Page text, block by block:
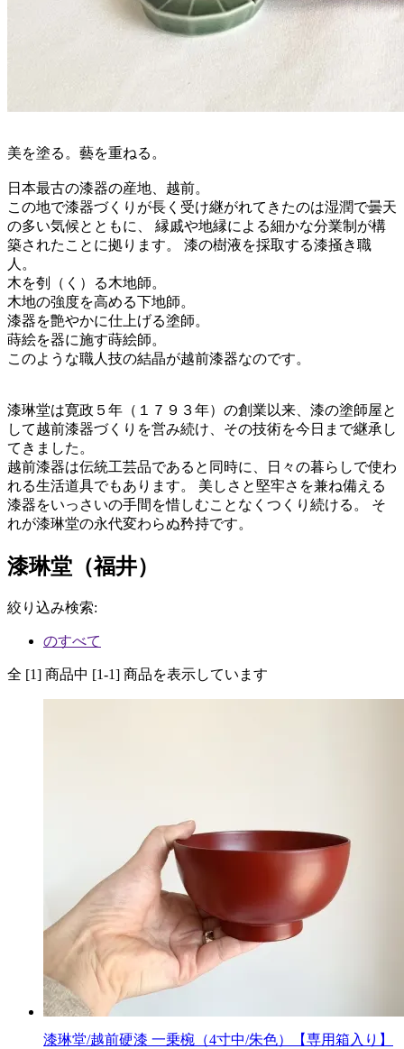
美を塗る。藝を重ねる。
日本最古の漆器の産地、越前。
この地で漆器づくりが長く受け継がれてきたのは湿潤で曇天
の多い気候とともに、 縁戚や地縁による細かな分業制が構
築されたことに拠ります。 漆の樹液を採取する漆掻き職
人。
木を刳（く）る木地師。
木地の強度を高める下地師。
漆器を艶やかに仕上げる塗師。
蒔絵を器に施す蒔絵師。
このような職人技の結晶が越前漆器なのです。
漆琳堂は寛政５年（１７９３年）の創業以来、漆の塗師屋と
して越前漆器づくりを営み続け、その技術を今日まで継承し
てきました。
越前漆器は伝統工芸品であると同時に、日々の暮らしで使わ
れる生活道具でもあります。 美しさと堅牢さを兼ね備える
漆器をいっさいの手間を惜しむことなくつくり続ける。 そ
れが漆琳堂の永代変わらぬ矜持です。
漆琳堂（福井）
絞り込み検索:
のすべて
全 [1] 商品中 [1-1] 商品を表示しています
漆琳堂/越前硬漆 一乗椀（4寸中/朱色）【専用箱入り】